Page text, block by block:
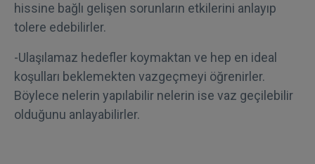
hissine bağlı gelişen sorunların etkilerini anlayıp
tolere edebilirler.
-Ulaşılamaz hedefler koymaktan ve hep en ideal
koşulları beklemekten vazgeçmeyi öğrenirler.
Böylece nelerin yapılabilir nelerin ise vaz geçilebilir
olduğunu anlayabilirler.